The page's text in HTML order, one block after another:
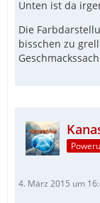
Unten ist da
Die
bisschen zu
4. März 2015 um